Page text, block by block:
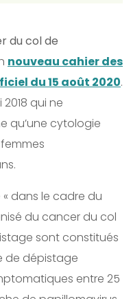
du col de
nouveau cahier des
du 15 août 2020.
qui ne
qu’une cytologie
« dans le cadre du
du cancer du col
sont constitués
de dépistage
entre 25